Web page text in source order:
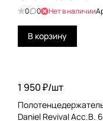
0 0 Нет в наличии
В корзину
1 950 ₽/шт
Daniel Revival Acc.B.